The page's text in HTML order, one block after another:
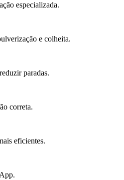
especializada.
e colheita.
paradas.
correta.
eficientes.